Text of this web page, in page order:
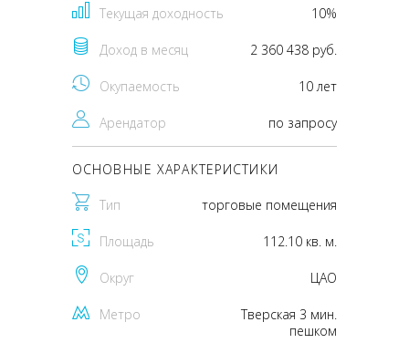
Текущая доходность 10%
Доход в месяц 2 360 438 руб.
Окупаемость 10 лет
Арендатор по запросу
ОСНОВНЫЕ ХАРАКТЕРИСТИКИ
Тип торговые помещения
Площадь 112.10 кв. м.
Округ ЦАО
Метро
Тверская 3 мин.
пешком